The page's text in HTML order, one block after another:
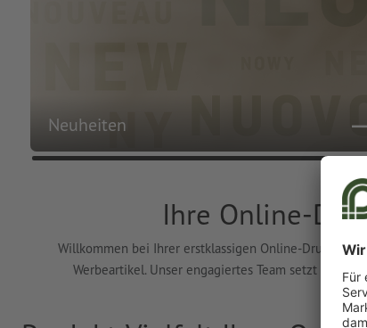
Ihre Online-
Willkommen bei Ihrer erstklassigen Online-
Werbeartikel. Unser engagiertes Team setzt Ihre
Neuheiten